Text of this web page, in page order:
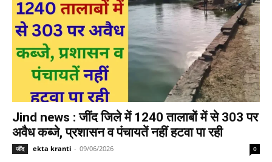
Jind news : जींद जिले में 1240 तालाबों में से 303 पर
अवैध कब्जे, प्रशासन व पंचायतें नहीं हटवा पा रही
जींद ekta kranti - 09/06/2026 0